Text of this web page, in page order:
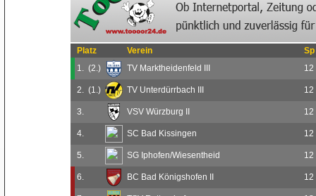
Platz Verein
Sp
1. (2.) TV Marktheidenfeld III 12
2. (1.) TV Unterdürrbach III 12
3. VSV Würzburg II 12
4. SC Bad Kissingen 12
5. SG Iphofen/Wiesentheid 12
6. BC Bad Königshofen II 12